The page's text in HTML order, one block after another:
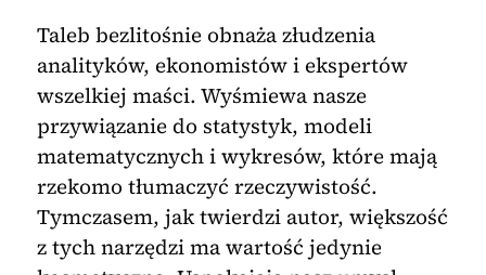
Taleb bezlitośnie obnaża złudzenia
analityków, ekonomistów i ekspertów
wszelkiej maści. Wyśmiewa nasze
przywiązanie do statystyk, modeli
matematycznych i wykresów, które mają
rzekomo tłumaczyć rzeczywistość.
Tymczasem, jak twierdzi autor, większość
z tych narzędzi ma wartość jedynie